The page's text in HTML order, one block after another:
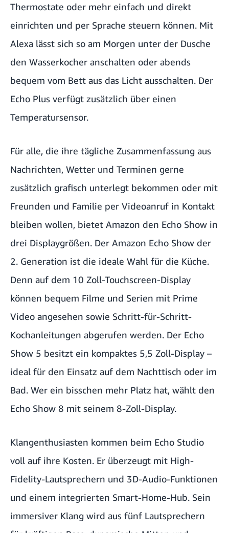
Thermostate oder mehr einfach und direkt
einrichten und per Sprache steuern können. Mit
Alexa lässt sich so am Morgen unter der Dusche
den Wasserkocher anschalten oder abends
bequem vom Bett aus das Licht ausschalten. Der
Echo Plus verfügt zusätzlich über einen
Temperatursensor.
Für alle, die ihre tägliche Zusammenfassung aus
Nachrichten, Wetter und Terminen gerne
zusätzlich grafisch unterlegt bekommen oder mit
Freunden und Familie per Videoanruf in Kontakt
bleiben wollen, bietet Amazon den Echo Show in
drei Displaygrößen. Der Amazon Echo Show der
2. Generation ist die ideale Wahl für die Küche.
Denn auf dem 10 Zoll-Touchscreen-Display
können bequem Filme und Serien mit Prime
Video angesehen sowie Schritt-für-Schritt-
Kochanleitungen abgerufen werden. Der Echo
Show 5 besitzt ein kompaktes 5,5 Zoll-Display –
ideal für den Einsatz auf dem Nachttisch oder im
Bad. Wer ein bisschen mehr Platz hat, wählt den
Echo Show 8 mit seinem 8-Zoll-Display.
Klangenthusiasten kommen beim Echo Studio
voll auf ihre Kosten. Er überzeugt mit High-
Fidelity-Lautsprechern und 3D-Audio-Funktionen
und einem integrierten Smart-Home-Hub. Sein
immersiver Klang wird aus fünf Lautsprechern